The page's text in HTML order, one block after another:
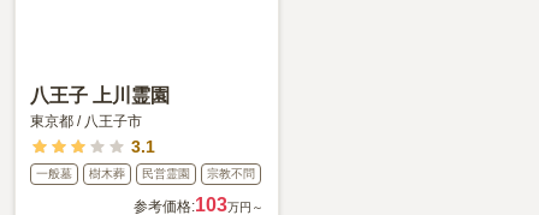
八王子 上川霊園
東京都 / 八王子市
3.1
一般墓 樹木葬 民営霊園 宗教不問
参考価格:103万円～